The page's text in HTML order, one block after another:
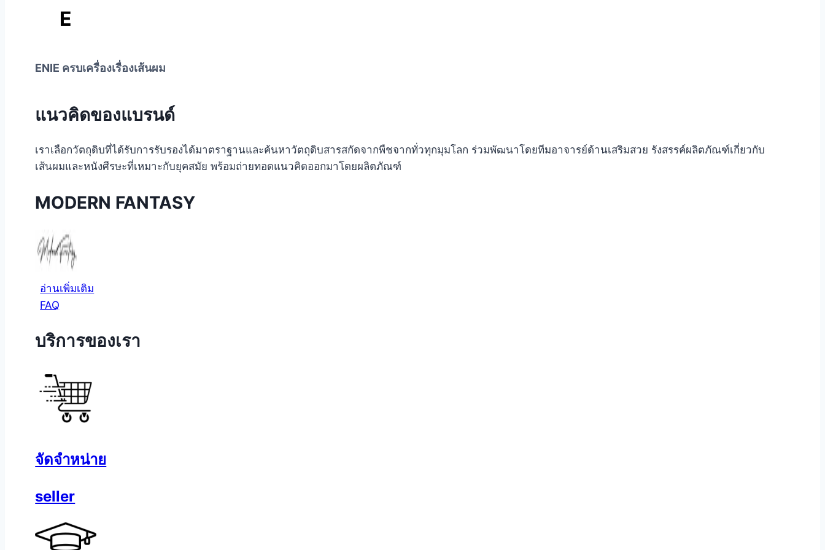
E
ENIE ครบเครื่องเรื่องเส้นผม
แนวคิดของแบรนด์
เราเลือกวัตถุดิบที่ได้รับการรับรองได้มาตราฐานและค้นหาวัตถุดิบสารสกัดจากพืชจากทั่วทุกมุมโลก ร่วมพัฒนาโดยทีมอาจารย์ด้านเสริมสวย รังสรรค์ผลิตภัณฑ์เกี่ยวกับ
เส้นผมและหนังศีรษะที่เหมาะกับยุคสมัย พร้อมถ่ายทอดแนวคิดออกมาโดยผลิตภัณฑ์
MODERN FANTASY
อ่านเพิ่มเติม
FAQ
บริการของเรา
จัดจำหน่าย
seller